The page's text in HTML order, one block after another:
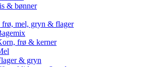
& bønner
frø, mel, gryn & flager
frø & kerner
& gryn